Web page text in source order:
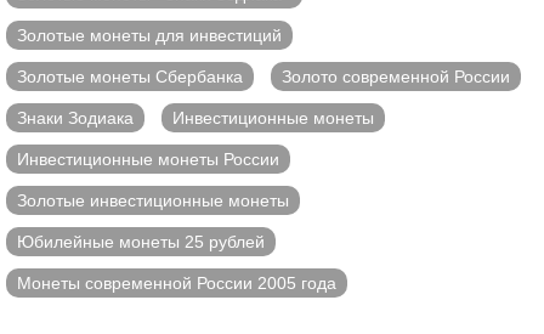
Золотые монеты для инвестиций
Золотые монеты Сбербанка Золото современной России
Знаки Зодиака Инвестиционные монеты
Инвестиционные монеты России
Золотые инвестиционные монеты
Юбилейные монеты 25 рублей
Монеты современной России 2005 года